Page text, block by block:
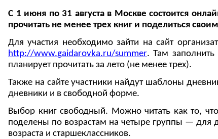
С 1 июня по 31 августа в Москве состоится
прочитать не менее трех книг и поделиться
Для участия необходимо зайти на сайт
http://www.gaidarovka.ru/summer. Там заполнить
планирует прочитать за лето (не менее трех).
Также на сайте участники найдут шаблоны
дневники и в свободной форме.
Выбор книг свободный. Можно читать как то,
поделены по возрастам на четыре группы — для
возраста и старшеклассников.